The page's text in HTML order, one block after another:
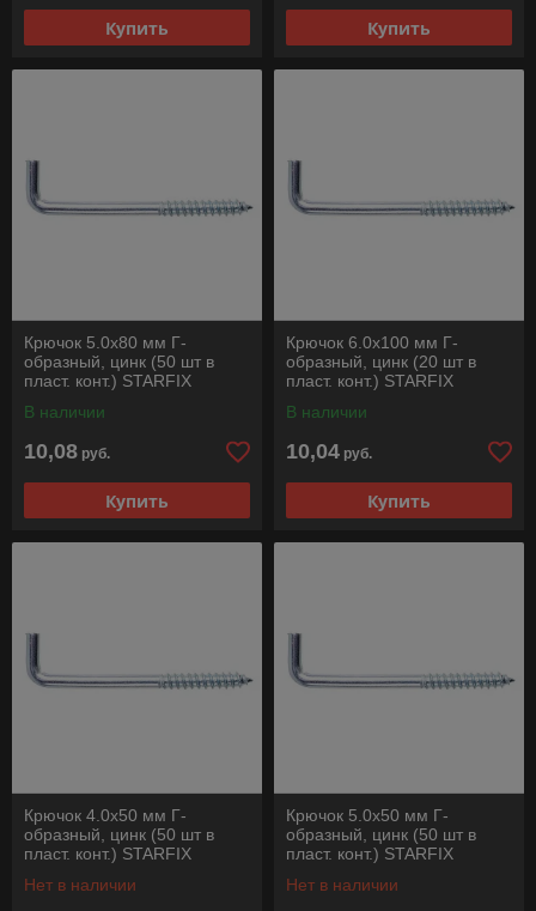
Купить Купить
Крючок 5.0х80 мм Г-
образный, цинк (50 шт в
пласт. конт.) STARFIX
В наличии
10,08 руб.
Купить
Крючок 6.0х100 мм Г-
образный, цинк (20 шт в
пласт. конт.) STARFIX
В наличии
10,04 руб.
Купить
Крючок 4.0х50 мм Г-
образный, цинк (50 шт в
пласт. конт.) STARFIX
Нет в наличии
Крючок 5.0х50 мм Г-
образный, цинк (50 шт в
пласт. конт.) STARFIX
Нет в наличии